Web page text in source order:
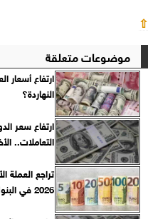
⇧
موضوعات متعلقة
ارتفاع أسعار
النهاردة؟
التعاملات..
2026 في البنوك